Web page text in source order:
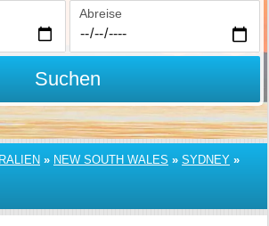
Abreise
Suchen
» NEW SOUTH WALES » SYDNEY »